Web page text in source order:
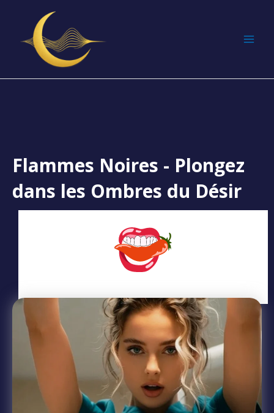
contenu
Flammes Noires - Plongez
dans les Ombres du Désir